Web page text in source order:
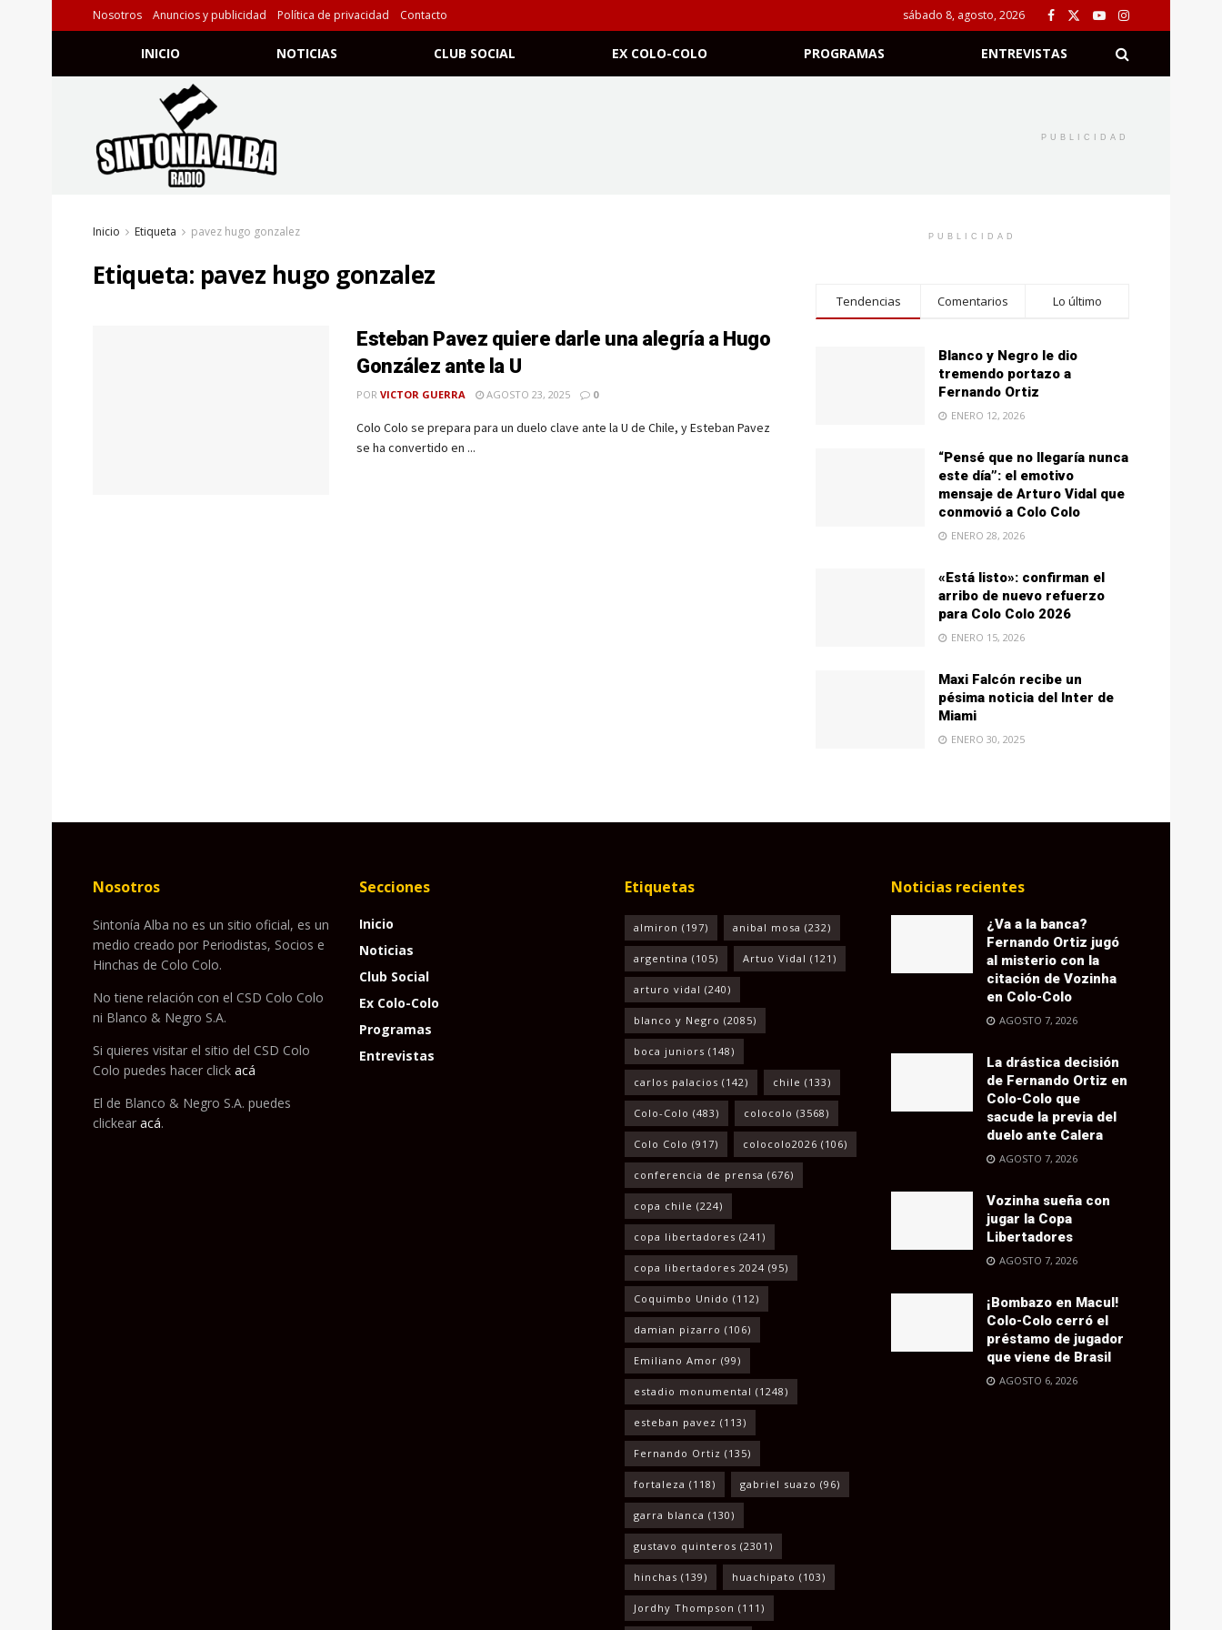
Nosotros Anuncios y publicidad Política de privacidad Contacto sábado 8, agosto, 2026
INICIO NOTICIAS CLUB SOCIAL EX COLO-COLO PROGRAMAS ENTREVISTAS
PUBLICIDAD
Inicio Etiqueta pavez hugo gonzalez
Etiqueta: pavez hugo gonzalez
Esteban Pavez quiere darle una alegría a Hugo
González ante la U
POR VICTOR GUERRA AGOSTO 23, 2025 0
Colo Colo se prepara para un duelo clave ante la U de Chile, y Esteban Pavez
se ha convertido en ...
PUBLICIDAD
Tendencias Comentarios Lo último
Blanco y Negro le dio
tremendo portazo a
Fernando Ortiz
ENERO 12, 2026
“Pensé que no llegaría nunca
este día”: el emotivo
mensaje de Arturo Vidal que
conmovió a Colo Colo
ENERO 28, 2026
«Está listo»: confirman el
arribo de nuevo refuerzo
para Colo Colo 2026
ENERO 15, 2026
Maxi Falcón recibe un
pésima noticia del Inter de
Miami
ENERO 30, 2025
Nosotros
Sintonía Alba no es un sitio oficial, es un
medio creado por Periodistas, Socios e
Hinchas de Colo Colo.
No tiene relación con el CSD Colo Colo
ni Blanco & Negro S.A.
Si quieres visitar el sitio del CSD Colo
Colo puedes hacer click acá
El de Blanco & Negro S.A. puedes
clickear acá.
Secciones
Inicio
Noticias
Club Social
Ex Colo-Colo
Programas
Entrevistas
Etiquetas
almiron (197) anibal mosa (232)
argentina (105) Artuo Vidal (121)
arturo vidal (240)
blanco y Negro (2085)
boca juniors (148)
carlos palacios (142) chile (133)
Colo-Colo (483) colocolo (3568)
Colo Colo (917) colocolo2026 (106)
conferencia de prensa (676)
copa chile (224)
copa libertadores (241)
copa libertadores 2024 (95)
Coquimbo Unido (112)
damian pizarro (106)
Emiliano Amor (99)
estadio monumental (1248)
esteban pavez (113)
Fernando Ortiz (135)
fortaleza (118) gabriel suazo (96)
garra blanca (130)
gustavo quinteros (2301)
hinchas (139) huachipato (103)
Jordhy Thompson (111)
Noticias recientes
¿Va a la banca?
Fernando Ortiz jugó
al misterio con la
citación de Vozinha
en Colo-Colo
AGOSTO 7, 2026
La drástica decisión
de Fernando Ortiz en
Colo-Colo que
sacude la previa del
duelo ante Calera
AGOSTO 7, 2026
Vozinha sueña con
jugar la Copa
Libertadores
AGOSTO 7, 2026
¡Bombazo en Macul!
Colo-Colo cerró el
préstamo de jugador
que viene de Brasil
AGOSTO 6, 2026